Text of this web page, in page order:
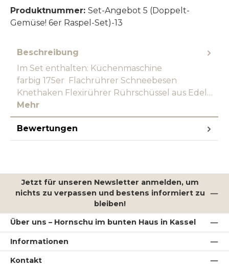
Produktnummer: Set-Angebot 5 (Doppelt-
Gemüse! 6er Raspel-Set)-13
Beschreibung
Im Set enthalten: Küchenmaschine
farbig 175er Flachrührer Schneebesen
Knethaken Flexirührer Rührschüssel aus Edel…
Mehr
Bewertungen
Jetzt für unseren Newsletter anmelden, um
nichts zu verpassen und bestens informiert zu
bleiben!
Über uns – Hornschu im bunten Haus in Kassel
Informationen
Kontakt